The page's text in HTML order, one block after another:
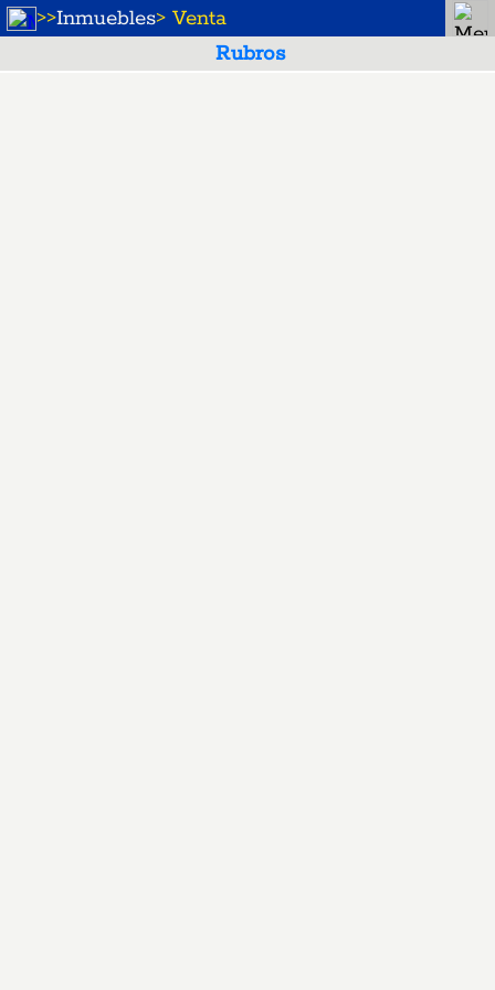
>>Inmuebles> Venta
Rubros